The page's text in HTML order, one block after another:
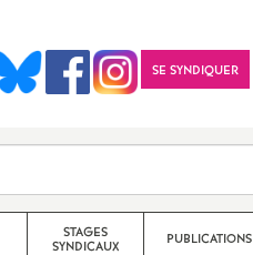
SE SYNDIQUER
STAGES
SYNDICAUX
PUBLICATIONS